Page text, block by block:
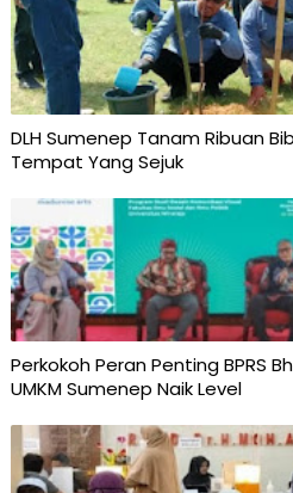
DLH Sumenep Tanam Ribuan
Tempat Yang Sejuk
Perkokoh Peran Penting BPRS
UMKM Sumenep Naik Level